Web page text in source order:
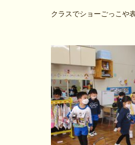
クラスでショーごっこや